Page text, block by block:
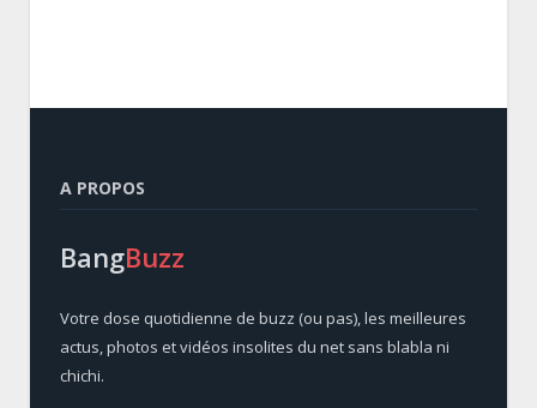
A PROPOS
BangBuzz
Votre dose quotidienne de buzz (ou pas), les meilleures
actus, photos et vidéos insolites du net sans blabla ni
chichi.